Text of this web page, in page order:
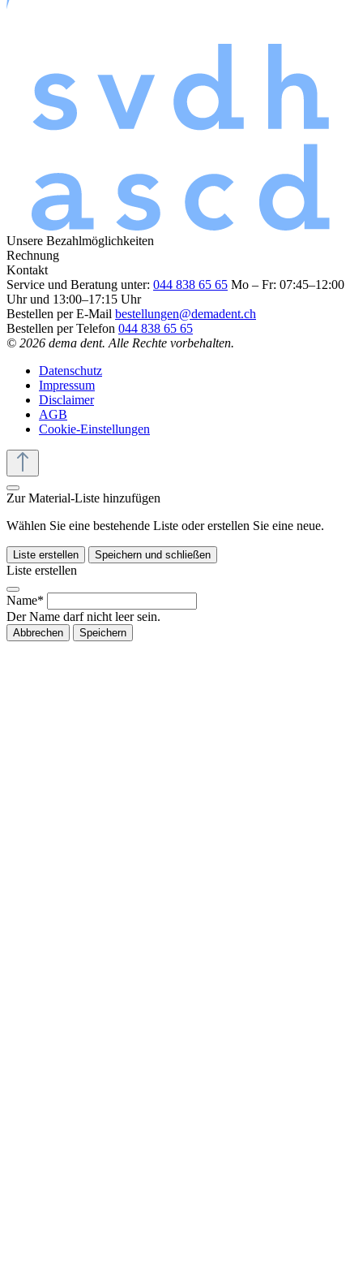
Unsere Bezahlmöglichkeiten
Rechnung
Kontakt
Service und Beratung unter: 044 838 65 65 Mo – Fr: 07:45–12:00
Uhr und 13:00–17:15 Uhr
Bestellen per E-Mail bestellungen@demadent.ch
Bestellen per Telefon 044 838 65 65
© 2026 dema dent. Alle Rechte vorbehalten.
Datenschutz
Impressum
Disclaimer
AGB
Cookie-Einstellungen
Zur Material-Liste hinzufügen
Wählen Sie eine bestehende Liste oder erstellen Sie eine neue.
Liste erstellen Speichern und schließen
Liste erstellen
Name*
Der Name darf nicht leer sein.
Abbrechen Speichern